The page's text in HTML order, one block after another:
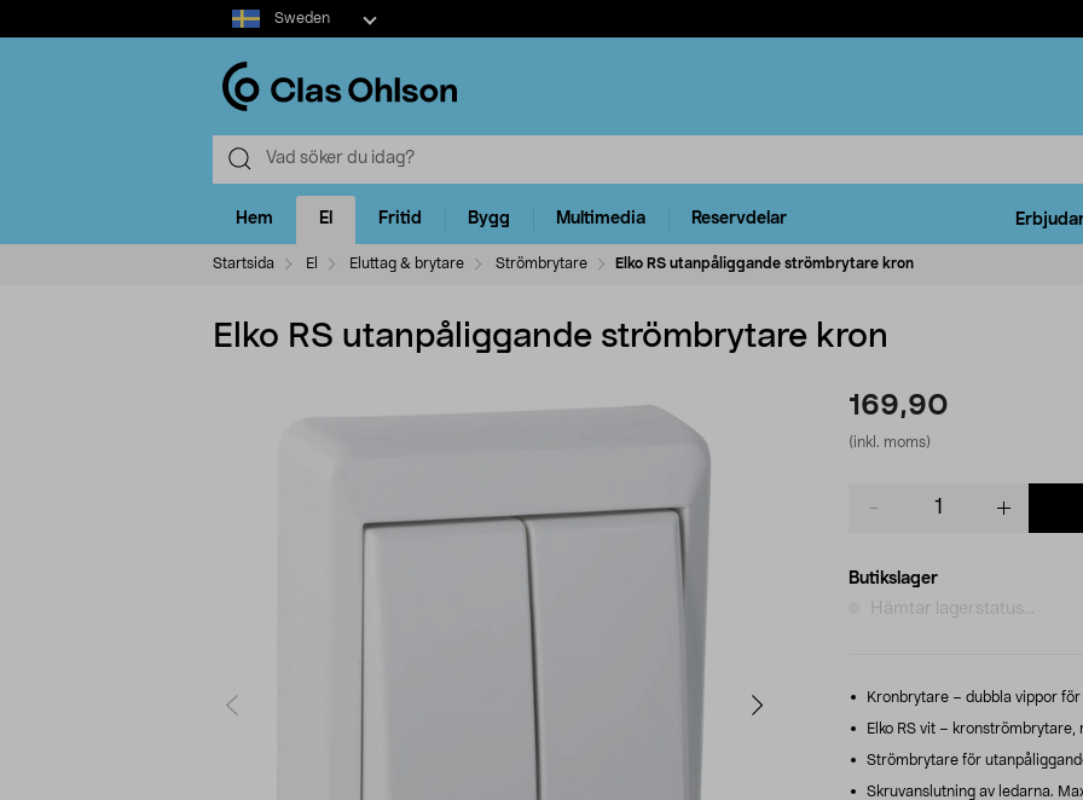
Select
market
Sweden
Hem El Fritid Bygg Multimedia Reservdelar
Startsida El Eluttag & brytare Strömbrytare Elko RS utanpåliggande strömbrytare kron
Elko RS utanpåliggande strömbrytare kron
169,90
(inkl. moms)
Butikslager
Hämtar lagerstatus...
Kronbrytare – dubbla vippor
Elko RS vit – kronströmbrytare,
Strömbrytare för
Skruvanslutning av ledarna.